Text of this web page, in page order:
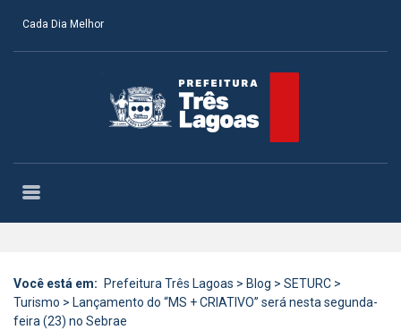
Cada Dia Melhor
Você está em: Prefeitura Três Lagoas > Blog > SETURC >
Turismo > Lançamento do “MS + CRIATIVO” será nesta segunda-
feira (23) no Sebrae